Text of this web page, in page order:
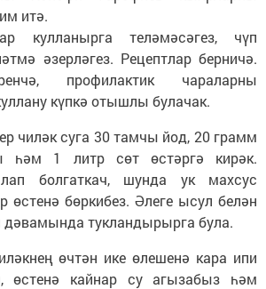
итә.
кулланырга теләмәсәгез, чүп
әзерләгез. Рецептлар берничә.
профилактик чараларны
күпкә отышлы булачак.
чиләк суга 30 тамчы йод, 20 грамм
һәм 1 литр сөт өстәргә кирәк.
болгаткач, шунда ук махсус
өстенә бөркибез. Әлеге ысул белән
дәвамында тукландырырга була.
өчтән ике өлешенә кара ипи
өстенә кайнар су агызабыз һәм